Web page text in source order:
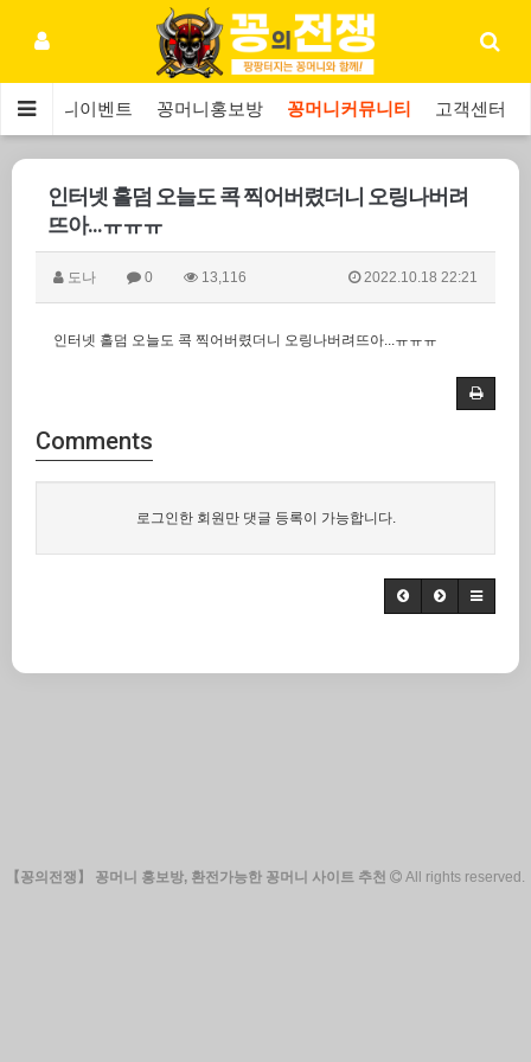
꽁머니이벤트 꽁머니홍보방 꽁머니커뮤니티 고객센터
인터넷 홀덤 오늘도 콕 찍어버렸더니 오링나버려
뜨아...ㅠㅠㅠ
도나 0 13,116 2022.10.18 22:21
인터넷 홀덤 오늘도 콕 찍어버렸더니 오링나버려뜨아...ㅠㅠㅠ
Comments
로그인한 회원만 댓글 등록이 가능합니다.
【꽁의전쟁】 꽁머니 홍보방, 환전가능한 꽁머니 사이트 추천 All rights reserved.